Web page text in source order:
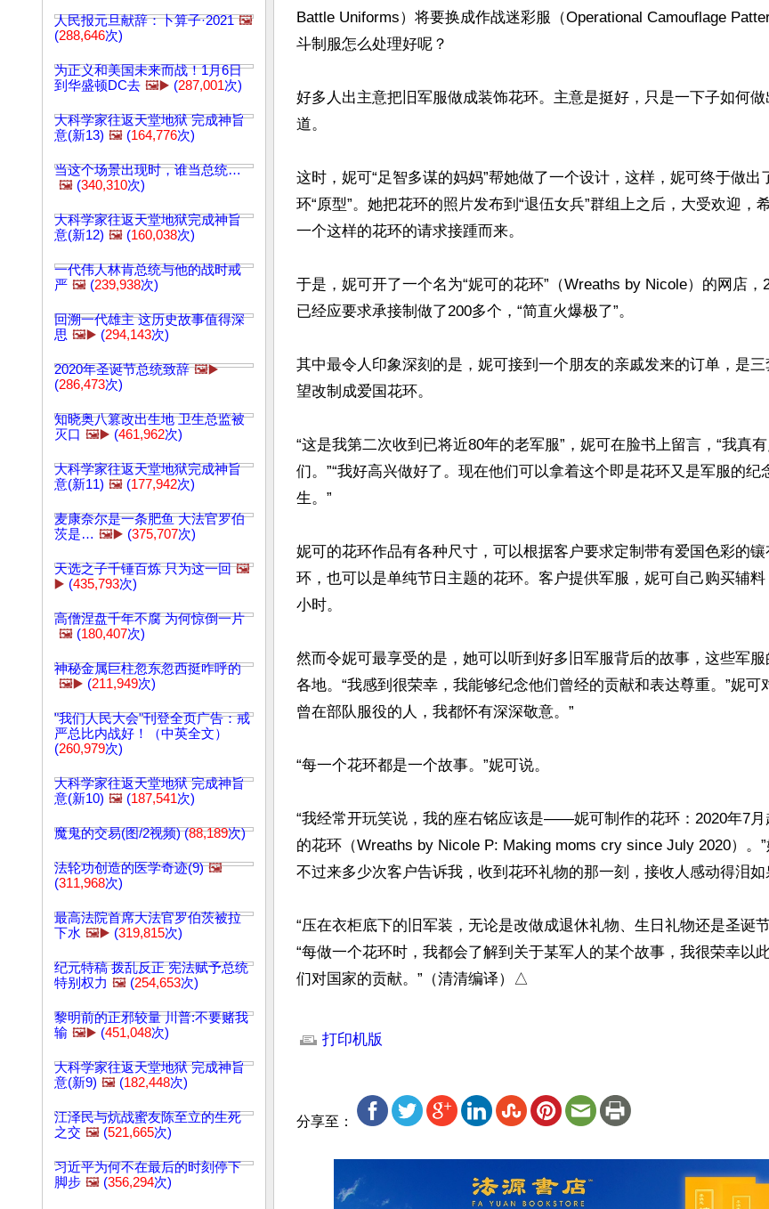
人民报元旦献辞：卜算子·2021 🖼️
(288,646次)
为正义和美国未来而战！1月6日
到华盛顿DC去 🖼️▶️ (287,001次)
大科学家往返天堂地狱 完成神旨
意(新13) 🖼️ (164,776次)
当这个场景出现时，谁当总统…
🖼️ (340,310次)
大科学家往返天堂地狱完成神旨
意(新12) 🖼️ (160,038次)
一代伟人林肯总统与他的战时戒
严 🖼️ (239,938次)
回溯一代雄主 这历史故事值得深
思 🖼️▶️ (294,143次)
2020年圣诞节总统致辞 🖼️▶️
(286,473次)
知晓奥八篡改出生地 卫生总监被
灭口 🖼️▶️ (461,962次)
大科学家往返天堂地狱完成神旨
意(新11) 🖼️ (177,942次)
麦康奈尔是一条肥鱼 大法官罗伯
茨是… 🖼️▶️ (375,707次)
天选之子千锤百炼 只为这一回 🖼️
▶️ (435,793次)
高僧涅盘千年不腐 为何惊倒一片
🖼️ (180,407次)
神秘金属巨柱忽东忽西挺咋呼的
🖼️▶️ (211,949次)
"我们人民大会"刊登全页广告：戒
严总比内战好！（中英全文）
(260,979次)
大科学家往返天堂地狱 完成神旨
意(新10) 🖼️ (187,541次)
魔鬼的交易(图/2视频) (88,189次)
法轮功创造的医学奇迹(9) 🖼️
(311,968次)
最高法院首席大法官罗伯茨被拉
下水 🖼️▶️ (319,815次)
纪元特稿 拨乱反正 宪法赋予总统
特别权力 🖼️ (254,653次)
黎明前的正邪较量 川普:不要赌我
输 🖼️▶️ (451,048次)
大科学家往返天堂地狱 完成神旨
意(新9) 🖼️ (182,448次)
江泽民与炕战蜜友陈至立的生死
之交 🖼️ (521,665次)
习近平为何不在最后的时刻停下
脚步 🖼️ (356,294次)
Battle Uniforms）将要换成作战迷彩服（Operational Camouflage
斗制服怎么处理好呢？
好多人出主意把旧军服做成装饰花环。主意是挺好，只是一下子如何
道。
这时，妮可“足智多谋的妈妈”帮她做了一个设计，这样，妮可终于做出
环“原型”。她把花环的照片发布到“退伍女兵”群组上之后，大受欢迎，
一个这样的花环的请求接踵而来。
于是，妮可开了一个名为“妮可的花环”（Wreaths by Nicole）的网店，
已经应要求承接制做了200多个，“简直火爆极了”。
其中最令人印象深刻的是，妮可接到一个朋友的亲戚发来的订单，是
望改制成爱国花环。
“这是我第二次收到已将近80年的老军服”，妮可在脸书上留言，“我真
们。”“我好高兴做好了。现在他们可以拿着这个即是花环又是军服的纪
生。”
妮可的花环作品有各种尺寸，可以根据客户要求定制带有爱国色彩的
环，也可以是单纯节日主题的花环。客户提供军服，妮可自己购买辅
小时。
然而令妮可最享受的是，她可以听到好多旧军服背后的故事，这些军
各地。“我感到很荣幸，我能够纪念他们曾经的贡献和表达尊重。”妮可
曾在部队服役的人，我都怀有深深敬意。”
“每一个花环都是一个故事。”妮可说。
“我经常开玩笑说，我的座右铭应该是——妮可制作的花环：2020年7月
的花环（Wreaths by Nicole P: Making moms cry since July 2020）。
不过来多少次客户告诉我，收到花环礼物的那一刻，接收人感动得泪如
“压在衣柜底下的旧军装，无论是改做成退休礼物、生日礼物还是圣诞
“每做一个花环时，我都会了解到关于某军人的某个故事，我很荣幸以
们对国家的贡献。”（清清编译）△
打印机版
分享至：